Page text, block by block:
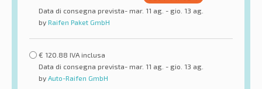
Data di consegna prevista- mar. 11 ag. - gio. 13 ag.
by Raifen Paket GmbH
€ 120.88 IVA inclusa
Data di consegna prevista- mar. 11 ag. - gio. 13 ag.
by Auto-Raifen GmbH